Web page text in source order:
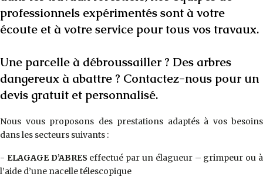
professionnels expérimentés sont à votre
écoute et à votre service pour tous vos travaux.
Une parcelle à débroussailler ? Des arbres
dangereux à abattre ? Contactez-nous pour un
devis gratuit et personnalisé.
Nous vous proposons des prestations adaptés à vos besoins
dans les secteurs suivants :
- ELAGAGE D’ABRES effectué par un élagueur – grimpeur ou à
l’aide d’une nacelle télescopique